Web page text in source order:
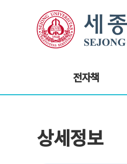
전자책
상세정보